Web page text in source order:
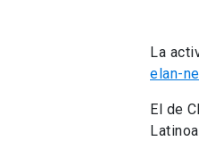
: